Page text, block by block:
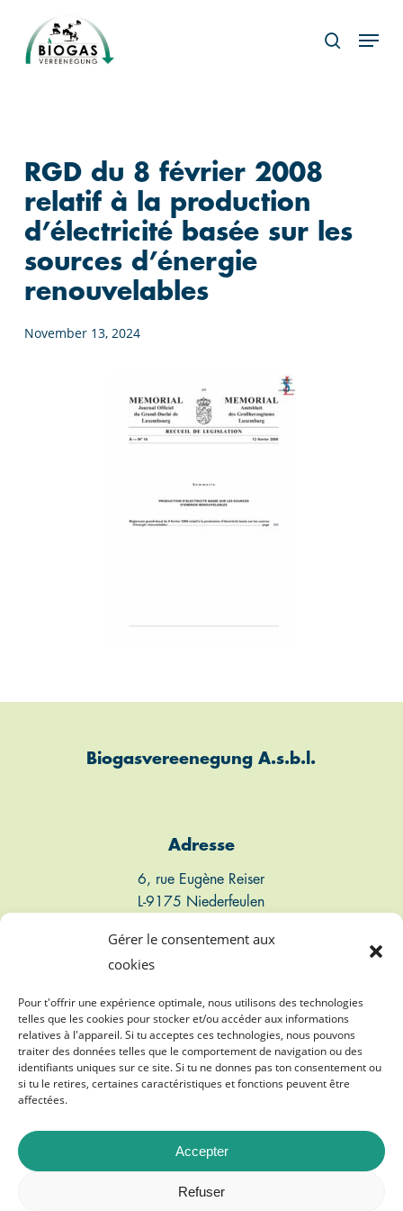
Gérer le consentement aux
cookies
Pour t'offrir une expérience optimale, nous utilisons des technologies
telles que les cookies pour stocker et/ou accéder aux informations
relatives à l'appareil. Si tu acceptes ces technologies, nous pouvons
traiter des données telles que le comportement de navigation ou des
identifiants uniques sur ce site. Si tu ne donnes pas ton consentement ou
si tu le retires, certaines caractéristiques et fonctions peuvent être
affectées.
Accepter
Refuser
main
search
RGD du 8 février 2008
relatif à la production
d’électricité basée sur les
sources d’énergie
renouvelables
November 13, 2024
Biogasvereenegung A.s.b.l.
Adresse
6, rue Eugène Reiser
L-9175 Niederfeulen
T: +352 661 497 947
E: info@biogasvereenegung.lu
Biogasvereenegung A.s.b.l.